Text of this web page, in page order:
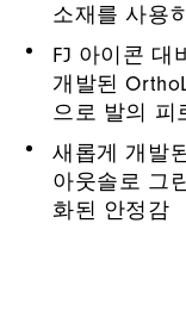
소재를 사용
FJ 아이콘 대
개발된
으로 발의 피
새롭게 개발
아웃솔로 그
화된 안정감